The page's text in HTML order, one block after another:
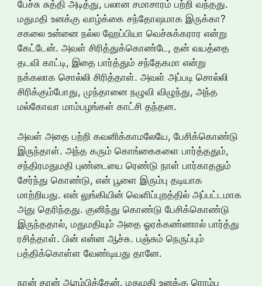
பேச்சு சுத்தி அடித்து, பலான சமாசாரம் பற்றி வந்தது.
மதுமதி உனக்கு வாழ்க்கை சந்தோஷமாக இருக்கா?
சகலை உன்னை நல்ல ஹேப்பியா வெச்சுக்கரார என்று
கேட்டேன். அவள் சிரித்துக்கொண்டே, தன் வயத்தை
தடவி காட்டி, இதை பார்த்தும் சந்தேகமா என்று
நக்கலாக சொல்லி சிரித்தாள். அவள் அப்படி சொல்லி
சிரிக்கும்போது, முந்தானை நழுவி விழுந்து, அந்த
மல்கோவா மாம்பழங்கள் காட்சி தந்தன.
அவள் அதை பற்றி கவனிக்காமலேயே, பேசிக்கொண்டு
இருந்தாள். அந்த கரும் கொங்கைகளை பார்த்ததும்,
சந்திரமதுமதி புண்டையை ரெண்டு நாள் பார்காததும்
சேர்ந்து கொண்டு, என் பூளை இரும்பு தடியாக
மாற்றியது. என் லுங்கியின் வெளிப்புறத்தில் அப்பட்டமாக
அது தெரிந்தது. குனிந்து கொண்டு பேசிக்கொண்டு
இருந்ததால், மதுமதியும் அதை ஓரக்கண்ணால் பார்த்து
ரசித்தாள். பின் என்ன ஆச்சு. பஞ்சும் நெருப்பும்
பத்திக்கொள்ள வேண்டியது தானே.
நான் தான் ஆரம்பித்தேன். மதுமதி உனக்கு ரொம்ப